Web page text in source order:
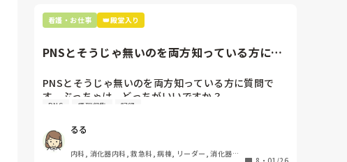
市長さんは、
患者さんに迷惑かけたわけじゃないから大丈夫、
と慰めてくれましたが、、
自分が情けなくて情けなくて😭
こんなバカな私をせめて笑い飛ばしてください笑
看護・お仕事 👑殿堂入り
PNSとそうじゃ無いのを両方知っている方に質
PNSとそうじゃ無いのを両方知っている方に質問で
す。ぶっちゃけ、どっちがいいですか？
その後、PNSを廃止しました。
私は、そのPNSを廃止した病棟からまだPNSをやって
PNS 情報収集 記録
るる
内科, 消化器内科, 救急科, 病棟, リーダー, 消化器外